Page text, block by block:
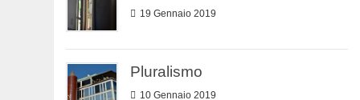
19 Gennaio 2019
Pluralismo
10 Gennaio 2019